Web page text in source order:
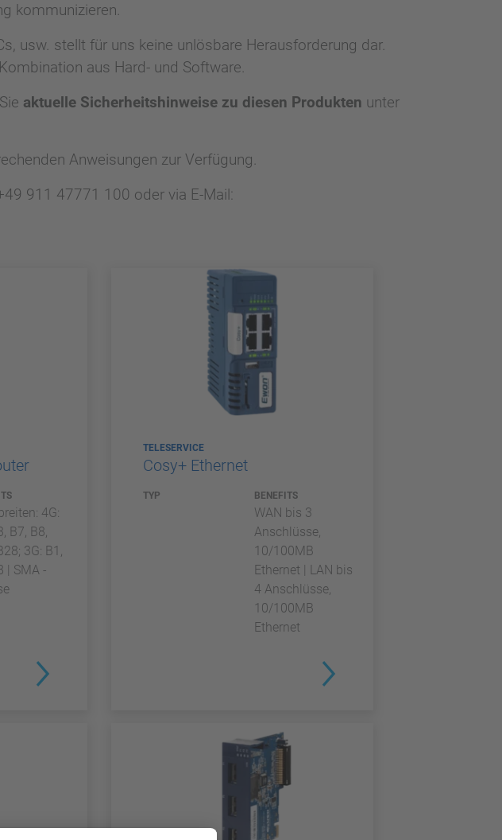
kommunizieren.
usw. stellt für uns keine unlösbare Herausforderung dar.
aus Hard- und Software.
aktuelle Sicherheitshinweise zu diesen Produkten unter
Anweisungen zur Verfügung.
911 47771 100 oder via E-Mail:
4G:
B7, B8,
3G: B1,
| SMA -
TELESERVICE
Cosy+ Ethernet
TYP BENEFITS
WAN bis 3
Anschlüsse,
10/100MB
Ethernet | LAN bis
4 Anschlüsse,
10/100MB
Ethernet